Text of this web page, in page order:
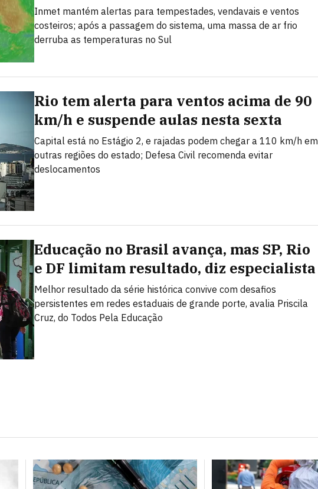
Inmet mantém alertas para tempestades, vendavais e ventos
costeiros; após a passagem do sistema, uma massa de ar frio
derruba as temperaturas no Sul
Rio tem alerta para ventos acima de 90
km/h e suspende aulas nesta sexta
Capital está no Estágio 2, e rajadas podem chegar a 110 km/h em
outras regiões do estado; Defesa Civil recomenda evitar
deslocamentos
Educação no Brasil avança, mas SP, Rio
e DF limitam resultado, diz especialista
Melhor resultado da série histórica convive com desafios
persistentes em redes estaduais de grande porte, avalia Priscila
Cruz, do Todos Pela Educação